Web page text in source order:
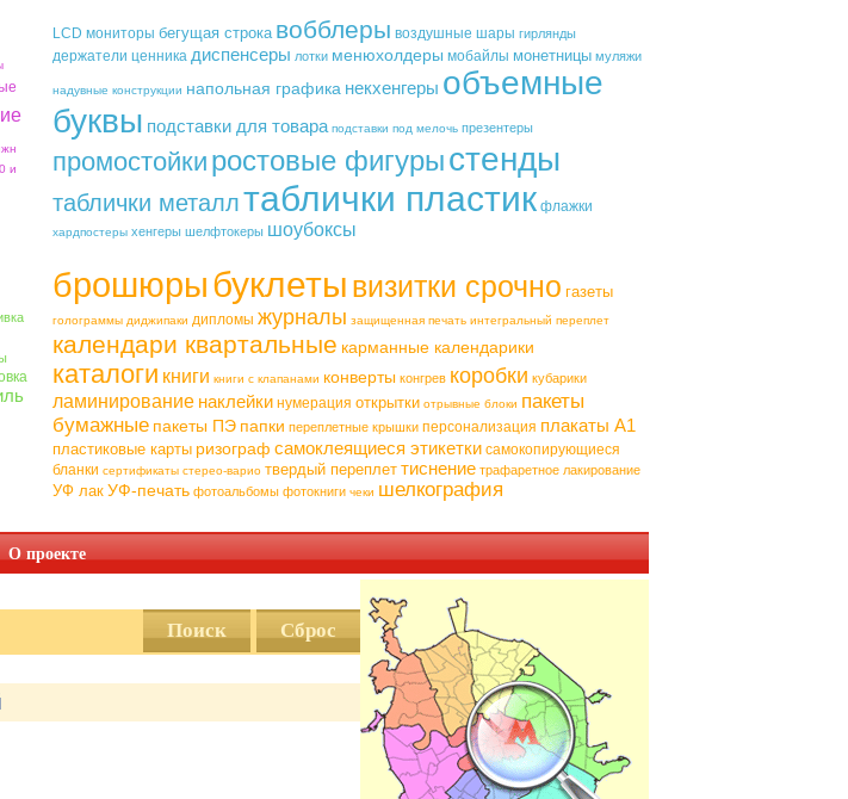
и
LCD мониторы бегущая строка вобблеры воздушные шары гирлянды
держатели ценника диспенсеры лотки менюхолдеры мобайлы монетницы муляжи
надувные конструкции напольная графика некхенгеры объемные
буквы подставки для товара подставки под мелочь презентеры
промостойки ростовые фигурыстенды
таблички металлтаблички пластик флажки
хардпостеры хенгеры шелфтокеры шоубоксы
брошюрыбуклеты визитки срочно газеты
голограммы диджипаки дипломы журналы защищенная печать интегральный переплет
календари квартальные карманные календарики
каталоги книги книги с клапанами конверты конгрев коробки кубарики
ламинирование наклейки нумерация открытки отрывные блоки пакеты
бумажные пакеты ПЭ папки переплетные крышки персонализация плакаты А1
пластиковые карты ризограф самоклеящиеся этикетки самокопирующиеся
бланки сертификаты стерео-варио твердый переплет тиснение трафаретное лакирование
УФ лак УФ-печать фотоальбомы фотокниги чеки шелкография
О проекте